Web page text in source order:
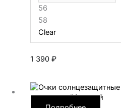
56
58
Clear
1 390 ₽